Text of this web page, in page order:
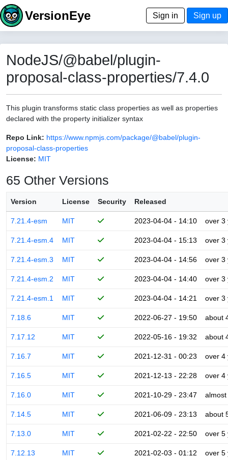
VersionEye Sign in Sign up
NodeJS/@babel/plugin-
proposal-class-properties/7.4.0
This plugin transforms static class properties as well as properties
declared with the property initializer syntax
Repo Link: https://www.npmjs.com/package/@babel/plugin-
proposal-class-properties
License: MIT
65 Other Versions
Version License Security Released
7.21.4-esm MIT 2023-04-04 - 14:10 over 3
7.21.4-esm.4 MIT 2023-04-04 - 15:13 over 3
7.21.4-esm.3 MIT 2023-04-04 - 14:56 over 3
7.21.4-esm.2 MIT 2023-04-04 - 14:40 over 3
7.21.4-esm.1 MIT 2023-04-04 - 14:21 over 3
7.18.6 MIT 2022-06-27 - 19:50 about
7.17.12 MIT 2022-05-16 - 19:32 about
7.16.7 MIT 2021-12-31 - 00:23 over 4
7.16.5 MIT 2021-12-13 - 22:28 over 4
7.16.0 MIT 2021-10-29 - 23:47
7.14.5 MIT 2021-06-09 - 23:13 about
7.13.0 MIT 2021-02-22 - 22:50 over 5
7.12.13 MIT 2021-02-03 - 01:12 over 5